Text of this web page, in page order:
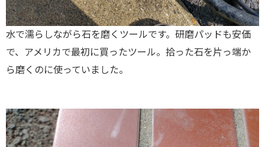
水で濡らしながら石を磨くツールです。研磨パッドも安価
で、アメリカで最初に買ったツール。拾った石を片っ端か
ら磨くのに使っていました。